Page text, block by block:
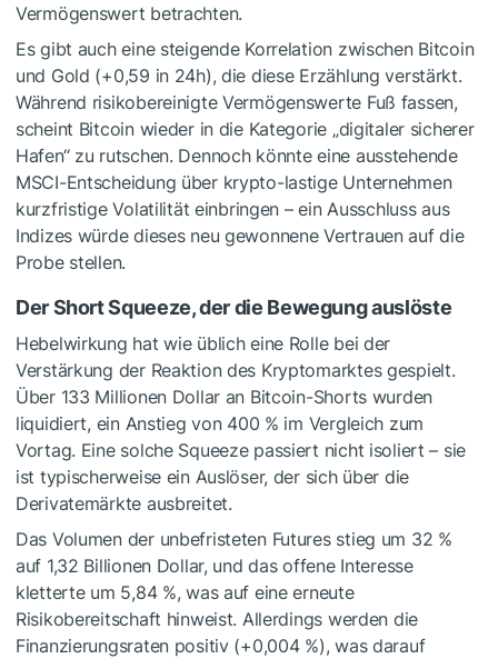
Vermögenswert betrachten.
Es gibt auch eine steigende Korrelation zwischen Bitcoin
und Gold (+0,59 in 24h), die diese Erzählung verstärkt.
Während risikobereinigte Vermögenswerte Fuß fassen,
scheint Bitcoin wieder in die Kategorie „digitaler sicherer
Hafen“ zu rutschen. Dennoch könnte eine ausstehende
MSCI-Entscheidung über krypto-lastige Unternehmen
kurzfristige Volatilität einbringen – ein Ausschluss aus
Indizes würde dieses neu gewonnene Vertrauen auf die
Probe stellen.
Der Short Squeeze, der die Bewegung auslöste
Hebelwirkung hat wie üblich eine Rolle bei der
Verstärkung der Reaktion des Kryptomarktes gespielt.
Über 133 Millionen Dollar an Bitcoin-Shorts wurden
liquidiert, ein Anstieg von 400 % im Vergleich zum
Vortag. Eine solche Squeeze passiert nicht isoliert – sie
ist typischerweise ein Auslöser, der sich über die
Derivatemärkte ausbreitet.
Das Volumen der unbefristeten Futures stieg um 32 %
auf 1,32 Billionen Dollar, und das offene Interesse
kletterte um 5,84 %, was auf eine erneute
Risikobereitschaft hinweist. Allerdings werden die
Finanzierungsraten positiv (+0,004 %), was darauf